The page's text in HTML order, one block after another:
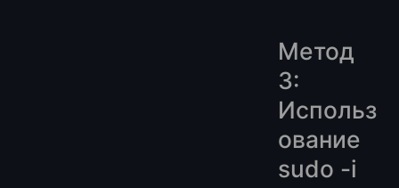
Метод
3:
Использ
ование
sudo -i